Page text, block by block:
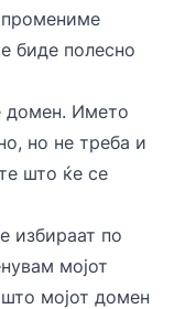
биде полесно
домен. Името
но не треба и
што ќе се
избираат по
мојот
мојот домен